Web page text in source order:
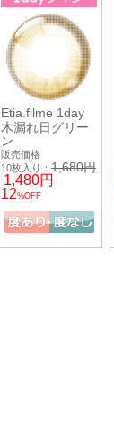
Etia.filme 1day
木漏れ日グリー
ン
販売価格
10枚入り： 1,680円
1,480円
12%OFF